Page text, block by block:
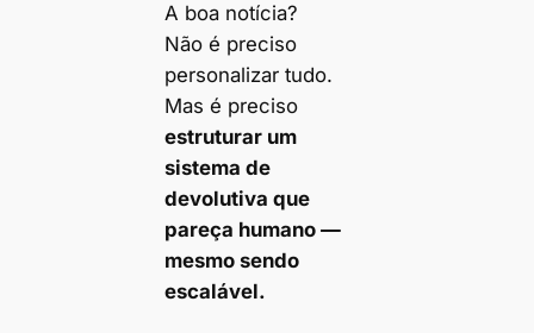
A boa notícia?
Não é preciso
personalizar tudo.
Mas é preciso
estruturar um
sistema de
devolutiva que
pareça humano —
mesmo sendo
escalável.